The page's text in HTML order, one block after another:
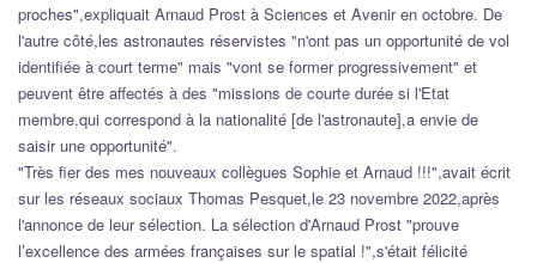
proches",expliquait Arnaud Prost à Sciences et Avenir en octobre. De
l'autre côté,les astronautes réservistes "n'ont pas un opportunité de vol
identifiée à court terme" mais "vont se former progressivement" et
peuvent être affectés à des "missions de courte durée si l'Etat
membre,qui correspond à la nationalité [de l'astronaute],a envie de
saisir une opportunité".
"Très fier des mes nouveaux collègues Sophie et Arnaud !!!",avait écrit
sur les réseaux sociaux Thomas Pesquet,le 23 novembre 2022,après
l'annonce de leur sélection. La sélection d'Arnaud Prost "prouve
l’excellence des armées françaises sur le spatial !",s'était félicité